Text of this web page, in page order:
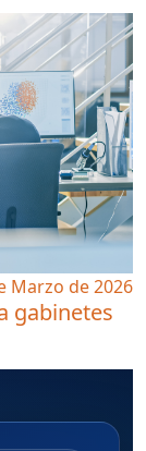
Marzo de 2026
gabinetes